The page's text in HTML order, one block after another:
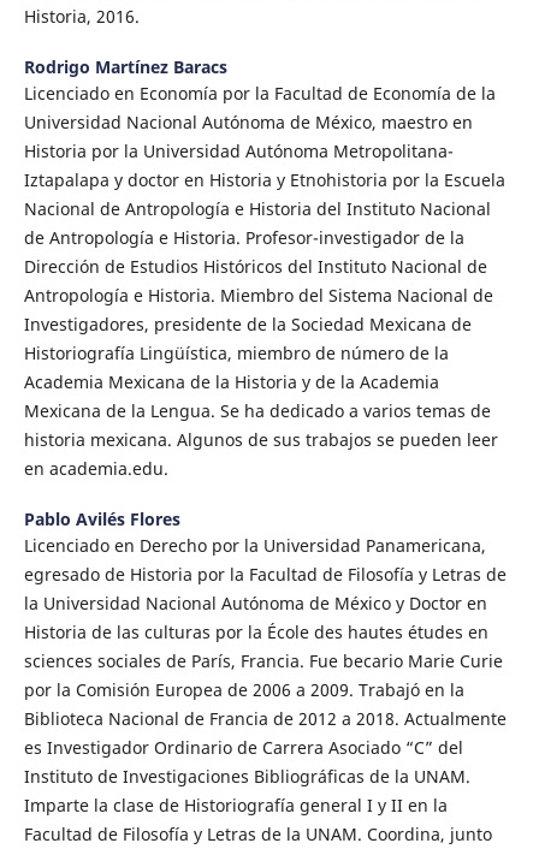
Historia, 2016.
Rodrigo Martínez Baracs
Licenciado en Economía por la Facultad de Economía de la
Universidad Nacional Autónoma de México, maestro en
Historia por la Universidad Autónoma Metropolitana-
Iztapalapa y doctor en Historia y Etnohistoria por la Escuela
Nacional de Antropología e Historia del Instituto Nacional
de Antropología e Historia. Profesor-investigador de la
Dirección de Estudios Históricos del Instituto Nacional de
Antropología e Historia. Miembro del Sistema Nacional de
Investigadores, presidente de la Sociedad Mexicana de
Historiografía Lingüística, miembro de número de la
Academia Mexicana de la Historia y de la Academia
Mexicana de la Lengua. Se ha dedicado a varios temas de
historia mexicana. Algunos de sus trabajos se pueden leer
en academia.edu.
Pablo Avilés Flores
Licenciado en Derecho por la Universidad Panamericana,
egresado de Historia por la Facultad de Filosofía y Letras de
la Universidad Nacional Autónoma de México y Doctor en
Historia de las culturas por la École des hautes études en
sciences sociales de París, Francia. Fue becario Marie Curie
por la Comisión Europea de 2006 a 2009. Trabajó en la
Biblioteca Nacional de Francia de 2012 a 2018. Actualmente
es Investigador Ordinario de Carrera Asociado “C” del
Instituto de Investigaciones Bibliográficas de la UNAM.
Imparte la clase de Historiografía general I y II en la
Facultad de Filosofía y Letras de la UNAM. Coordina, junto